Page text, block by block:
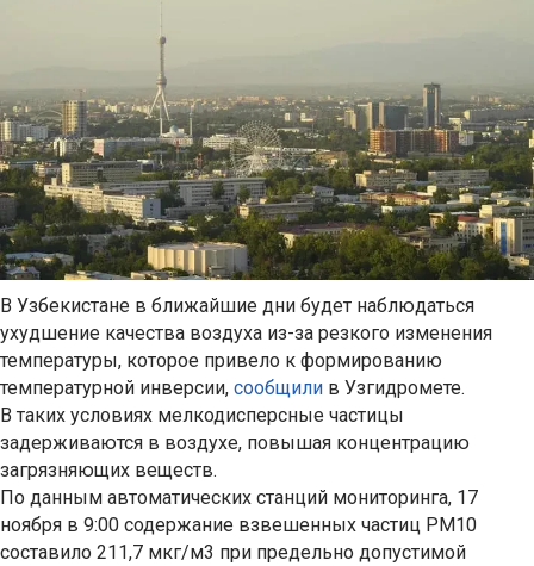
В Узбекистане в ближайшие дни будет наблюдаться
ухудшение качества воздуха из-за резкого изменения
температуры, которое привело к формированию
температурной инверсии, сообщили в Узгидромете.
В таких условиях мелкодисперсные частицы
задерживаются в воздухе, повышая концентрацию
загрязняющих веществ.
По данным автоматических станций мониторинга, 17
ноября в 9:00 содержание взвешенных частиц PM10
составило 211,7 мкг/м3 при предельно допустимой